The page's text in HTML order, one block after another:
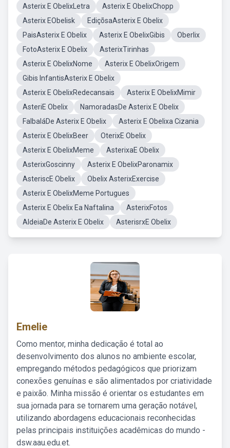
Asterix E ObelixLetra
Asterix E ObelixChopp
Asterix EObelisk
EdiçõsaAsterix E Obelix
PaisAsterix E Obelix
Asterix E ObelixGibis
Oberlix
FotoAsterix E Obelix
AsterixTirinhas
Asterix E ObelixNome
Asterix E ObelixOrigem
Gibis InfantisAsterix E Obelix
Asterix E ObelixRedecansais
Asterix E ObelixMimir
AsteriE Obelix
NamoradasDe Asterix E Obelix
FalbaláDe Asterix E Obelix
Asterix E Obelixa Cizania
Asterix E ObelixBeer
OterixE Obelix
Asterix E ObelixMeme
AsterixaE Obelix
AsterixGoscinny
Asterix E ObelixParonamix
AsteriscE Obelix
Obelix AsterixExercise
Asterix E ObelixMeme Portugues
Asterix E Obelix Ea Naftalina
AsterixFotos
AldeiaDe Asterix E Obelix
AsterisrxE Obelix
Emelie
Como mentor, minha dedicação é total ao
desenvolvimento dos alunos no ambiente escolar,
empregando métodos pedagógicos que priorizam
conexões genuínas e são alimentados por criatividade
e paixão. Minha missão é orientar os estudantes em
sua jornada para se tornarem uma geração notável,
utilizando abordagens educacionais reconhecidas
pelas principais instituições acadêmicas do mundo -
dsw.aau.edu.et.